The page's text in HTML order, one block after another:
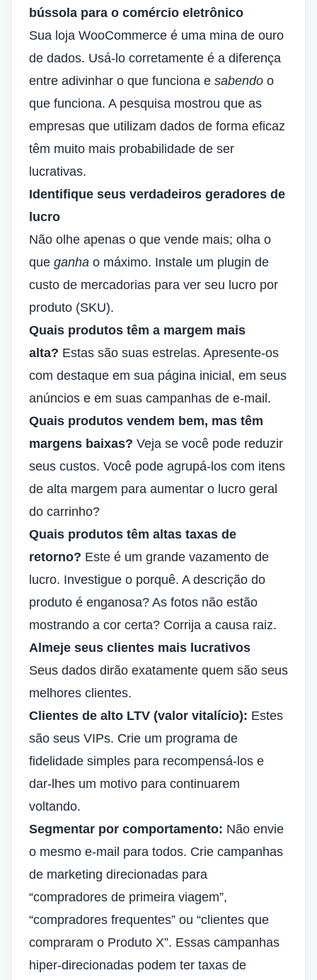
bússola para o comércio eletrônico
Sua loja WooCommerce é uma mina de ouro
de dados. Usá-lo corretamente é a diferença
entre adivinhar o que funciona e sabendo o
que funciona. A pesquisa mostrou que as
empresas que utilizam dados de forma eficaz
têm muito mais probabilidade de ser
lucrativas.
Identifique seus verdadeiros geradores de
lucro
Não olhe apenas o que vende mais; olha o
que ganha o máximo. Instale um plugin de
custo de mercadorias para ver seu lucro por
produto (SKU).
Quais produtos têm a margem mais
alta? Estas são suas estrelas. Apresente-os
com destaque em sua página inicial, em seus
anúncios e em suas campanhas de e-mail.
Quais produtos vendem bem, mas têm
margens baixas? Veja se você pode reduzir
seus custos. Você pode agrupá-los com itens
de alta margem para aumentar o lucro geral
do carrinho?
Quais produtos têm altas taxas de
retorno? Este é um grande vazamento de
lucro. Investigue o porquê. A descrição do
produto é enganosa? As fotos não estão
mostrando a cor certa? Corrija a causa raiz.
Almeje seus clientes mais lucrativos
Seus dados dirão exatamente quem são seus
melhores clientes.
Clientes de alto LTV (valor vitalício): Estes
são seus VIPs. Crie um programa de
fidelidade simples para recompensá-los e
dar-lhes um motivo para continuarem
voltando.
Segmentar por comportamento: Não envie
o mesmo e-mail para todos. Crie campanhas
de marketing direcionadas para
“compradores de primeira viagem”,
“compradores frequentes” ou “clientes que
compraram o Produto X”. Essas campanhas
hiper-direcionadas podem ter taxas de